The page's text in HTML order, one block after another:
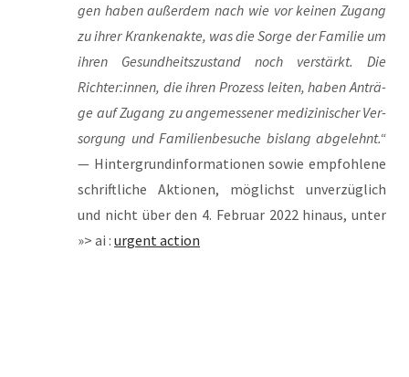
gen haben außer­dem nach wie vor kei­nen Zugang
zu ihrer Kran­ken­ak­te, was die Sor­ge der Fami­lie um
ihren Gesund­heits­zu­stand noch ver­stärkt. Die
Richter:innen, die ihren Pro­zess lei­ten, haben Anträ­
ge auf Zugang zu ange­mes­se­ner medi­zi­ni­scher Ver­
sor­gung und Fami­li­en­be­su­che bis­lang abge­lehnt.“
— Hin­ter­grund­in­for­ma­tio­nen sowie emp­foh­le­ne
schrift­li­che Aktio­nen, mög­lichst unver­züg­lich
und nicht über den 4. Febru­ar 2022 hin­aus, unter
»> ai : urgent action